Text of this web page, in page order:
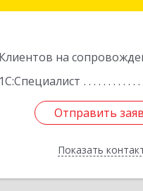
Клиентов на
1С:Специалист
Отправить
Показать
Отправить
Назад